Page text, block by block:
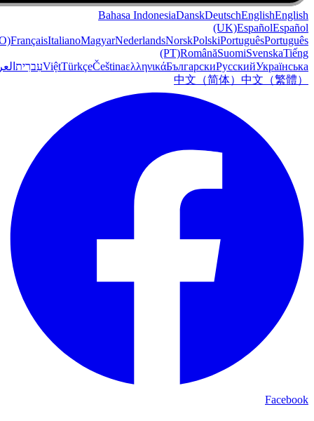
Bahasa IndonesiaDanskDeutschEnglishEnglish
(UK)EspañolEspañol
FrançaisItalianoMagyarNederlandsNorskPolskiPortuguêsPortuguês
(PT)RomânăSuomiSvenskaTiếng
ViệtTürkçeČeštinaελληνικάБългарскиРусскийУкраїнська עִברִית
中文（简体） 中文（繁體）
Facebook